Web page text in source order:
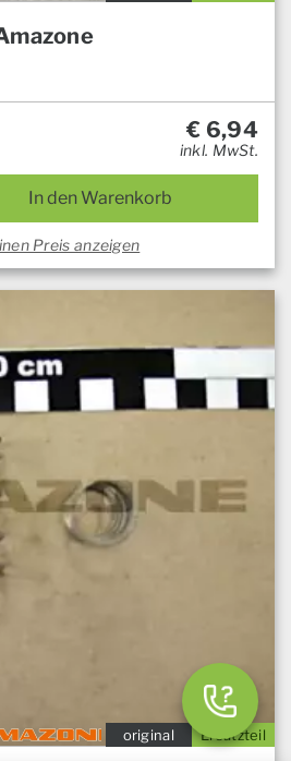
€ 6,94
inkl. MwSt.
In den Warenkorb
Preis anzeigen
Ersatzteil
original